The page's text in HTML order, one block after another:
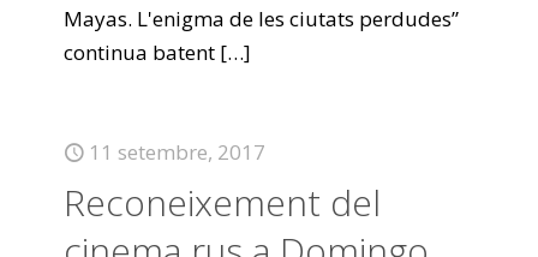
Mayas. L'enigma de les ciutats perdudes”
continua batent […]
11 setembre, 2017
Reconeixement del